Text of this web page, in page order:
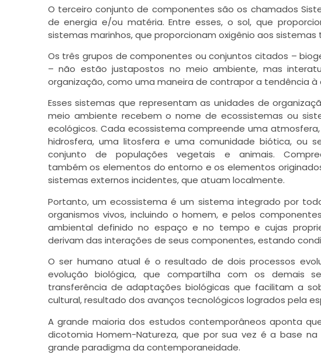
O terceiro conjunto de componentes são os chamados
de energia e/ou matéria. Entre esses, o sol, que
sistemas marinhos, que proporcionam oxigênio aos
Os três grupos de componentes ou conjuntos citados –
– não estão justapostos no meio ambiente, mas
organização, como uma maneira de contrapor a tendência
Esses sistemas que representam as unidades de
meio ambiente recebem o nome de ecossistemas ou
ecológicos. Cada ecossistema compreende uma
hidrosfera, uma litosfera e uma comunidade biótica, ou
conjunto de populações vegetais e animais.
também os elementos do entorno e os elementos
sistemas externos incidentes, que atuam localmente.
Portanto, um ecossistema é um sistema integrado por
organismos vivos, incluindo o homem, e pelos
ambiental definido no espaço e no tempo e cujas
derivam das interações de seus componentes, estando
O ser humano atual é o resultado de dois processos
evolução biológica, que compartilha com os demais
transferência de adaptações biológicas que facilitam a
cultural, resultado dos avanços tecnológicos logrados pela
A grande maioria dos estudos contemporâneos aponta
dicotomia Homem-Natureza, que por sua vez é a base
grande paradigma da contemporaneidade.